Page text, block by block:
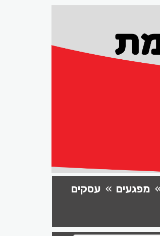
מפגעים
עסקים